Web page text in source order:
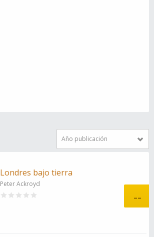
Año publicación
Londres bajo tierra
Peter Ackroyd
--